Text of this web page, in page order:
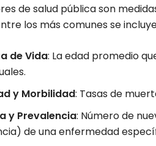
de salud pública son
los más comunes se
de Vida: La edad promedio
y Morbilidad: Tasas de
y Prevalencia: Número de
de una enfermedad